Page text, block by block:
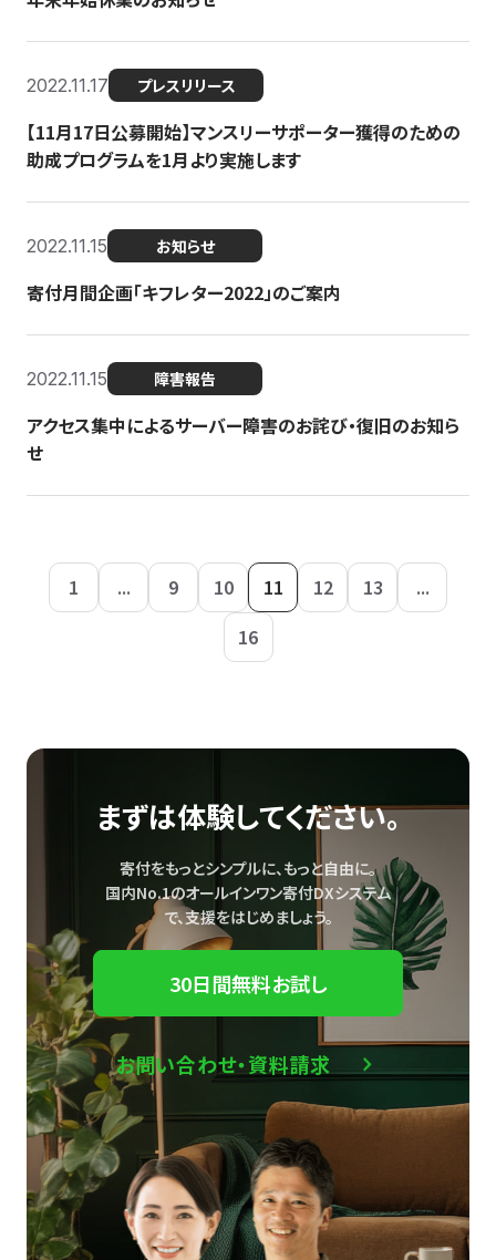
2022.11.17 プレスリリース
【11月17日公募開始】マンスリーサポーター獲得のための
助成プログラムを1月より実施します
2022.11.15 お知らせ
寄付月間企画「キフレター2022」のご案内
2022.11.15 障害報告
アクセス集中によるサーバー障害のお詫び・復旧のお知ら
せ
1 ... 9 10 11 12 13
...
16
まずは体験してください。
寄付をもっとシンプルに、もっと自由に。
国内No.1のオールインワン寄付DXシステム
で、支援をはじめましょう。
30日間無料お試し
お問い合わせ・資料請求